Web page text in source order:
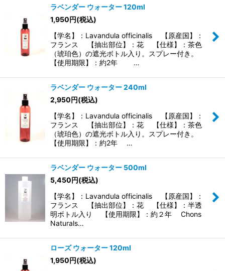
ラベンダー ウォーター 120ml
1,950円(税込)
【学名】：Lavandula officinalis 【原産国】：
フランス 【抽出部位】：花 【仕様】：茶色
（琥珀色）の遮光ボトル入り。スプレー付き。
【使用期限】：約2年 …
ラベンダー ウォーター 240ml
2,950円(税込)
【学名】：Lavandula officinalis 【原産国】：
フランス 【抽出部位】：花 【仕様】：茶色
（琥珀色）の遮光ボトル入り。スプレー付き。
【使用期限】：約2年 …
ラベンダー ウォーター 500ml
5,450円(税込)
【学名】：Lavandula officinalis 【原産国】：
フランス 【抽出部位】：花 【仕様】：半透
明ボトル入り 【使用期限】：約２年 Chons
Naturals…
ローズ ウォーター 120ml
1,950円(税込)